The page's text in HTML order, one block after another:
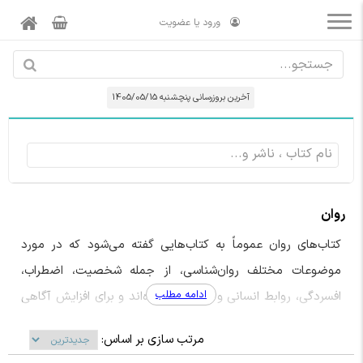
ورود یا عضویت
آخرین بروزرسانی پنچشنبه 1405/05/15
روان
کتاب‌های روان عموماً به کتاب‌هایی گفته می‌شود که در مورد
موضوعات مختلف روان‌شناسی، از جمله شخصیت، اضطراب،
افسردگی، روابط انسانی و ... نوشته شده‌اند و برای افزایش آگاهی
رواندر مورد موضوعات مختلف روان‌شناسی مانند شخصیت،
ادامه مطلب
مرتب سازی بر اساس: